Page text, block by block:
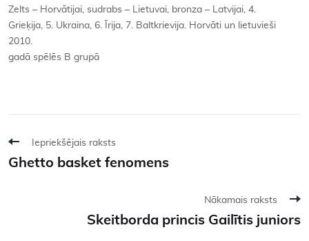
Zelts – Horvātijai, sudrabs – Lietuvai, bronza – Latvijai, 4.
Grieķija, 5. Ukraina, 6. Īrija, 7. Baltkrievija. Horvāti un lietuvieši
2010.
gadā spēlēs B grupā
Iepriekšējais raksts
Ghetto basket fenomens
Nākamais raksts
Skeitborda princis Gailītis juniors